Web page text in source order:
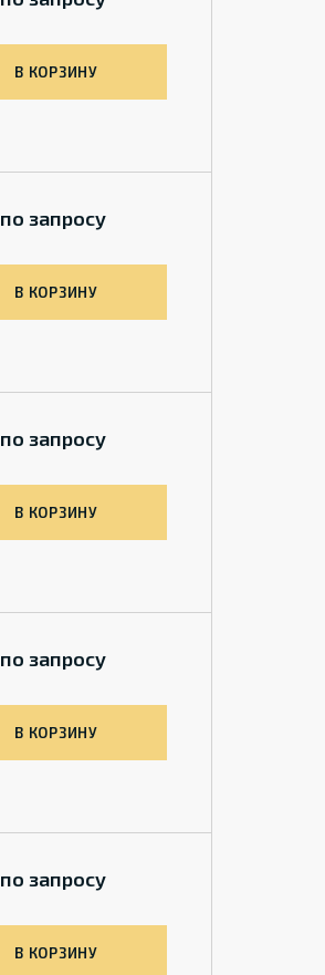
В КОРЗИНУ
по запросу
В КОРЗИНУ
по запросу
В КОРЗИНУ
по запросу
В КОРЗИНУ
по запросу
В КОРЗИНУ